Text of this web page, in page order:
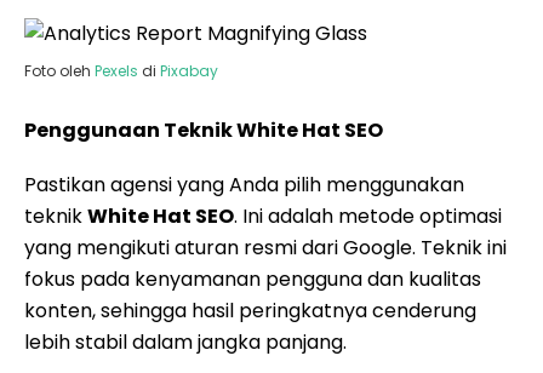
Foto oleh Pexels di Pixabay
Penggunaan Teknik White Hat SEO
Pastikan agensi yang Anda pilih menggunakan
teknikWhite Hat SEO. Ini adalah metode optimasi
yang mengikuti aturan resmi dari Google. Teknik ini
fokus pada kenyamanan pengguna dan kualitas
konten, sehingga hasil peringkatnya cenderung
lebih stabil dalam jangka panjang.